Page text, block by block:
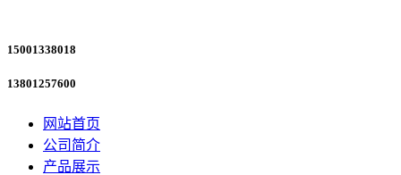
15001338018
13801257600
网站首页
公司简介
产品展示